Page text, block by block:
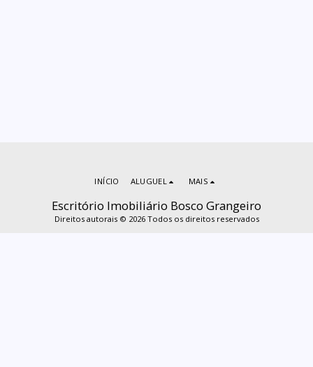
Escritório Imobiliário Bosco Grangeiro
Direitos autorais © 2026 Todos os direitos reservados
INÍCIO ALUGUEL MAIS